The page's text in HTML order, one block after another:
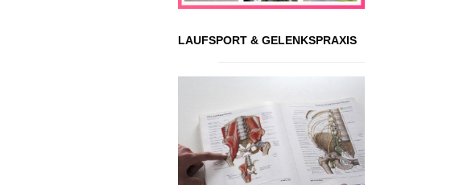
LAUFSPORT & GELENKSPRAXIS